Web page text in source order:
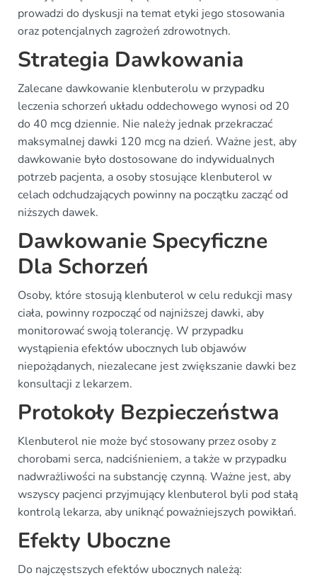
prowadzi do dyskusji na temat etyki jego stosowania
oraz potencjalnych zagrożeń zdrowotnych.
Strategia Dawkowania
Zalecane dawkowanie klenbuterolu w przypadku
leczenia schorzeń układu oddechowego wynosi od 20
do 40 mcg dziennie. Nie należy jednak przekraczać
maksymalnej dawki 120 mcg na dzień. Ważne jest, aby
dawkowanie było dostosowane do indywidualnych
potrzeb pacjenta, a osoby stosujące klenbuterol w
celach odchudzających powinny na początku zacząć od
niższych dawek.
Dawkowanie Specyficzne
Dla Schorzeń
Osoby, które stosują klenbuterol w celu redukcji masy
ciała, powinny rozpocząć od najniższej dawki, aby
monitorować swoją tolerancję. W przypadku
wystąpienia efektów ubocznych lub objawów
niepożądanych, niezalecane jest zwiększanie dawki bez
konsultacji z lekarzem.
Protokoły Bezpieczeństwa
Klenbuterol nie może być stosowany przez osoby z
chorobami serca, nadciśnieniem, a także w przypadku
nadwrażliwości na substancję czynną. Ważne jest, aby
wszyscy pacjenci przyjmujący klenbuterol byli pod stałą
kontrolą lekarza, aby uniknąć poważniejszych powikłań.
Efekty Uboczne
Do najczęstszych efektów ubocznych należą: